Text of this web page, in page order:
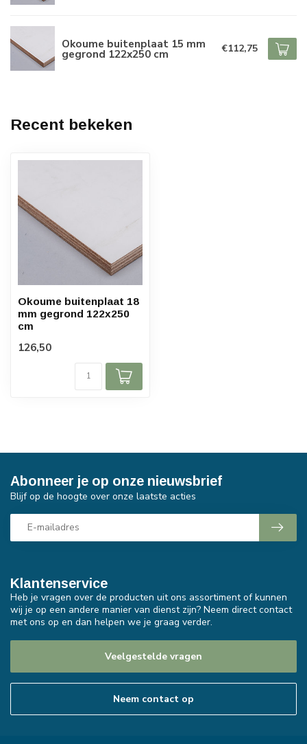
Okoume buitenplaat 15 mm
gegrond 122x250 cm €112,75
Recent bekeken
Okoume buitenplaat 18
mm gegrond 122x250
cm
126,50
Klantenservice
Heb je vragen over de producten uit ons assortiment of kunnen
wij je op een andere manier van dienst zijn? Neem direct contact
met ons op en dan helpen we je graag verder.
Veelgestelde vragen
Neem contact op
Abonneer je op onze nieuwsbrief
Blijf op de hoogte over onze laatste acties